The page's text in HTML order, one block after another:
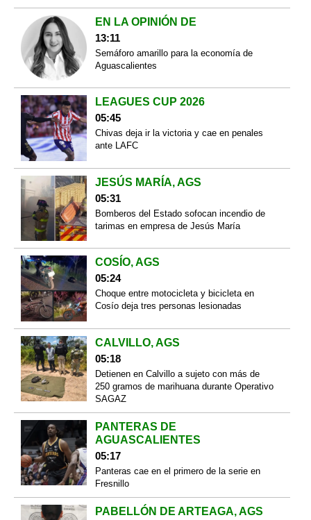
EN LA OPINIÓN DE
13:11
Semáforo amarillo para la economía de
Aguascalientes
LEAGUES CUP 2026
05:45
Chivas deja ir la victoria y cae en penales
ante LAFC
JESÚS MARÍA, AGS
05:31
Bomberos del Estado sofocan incendio de
tarimas en empresa de Jesús María
COSÍO, AGS
05:24
Choque entre motocicleta y bicicleta en
Cosío deja tres personas lesionadas
CALVILLO, AGS
05:18
Detienen en Calvillo a sujeto con más de
250 gramos de marihuana durante Operativo
SAGAZ
PANTERAS DE
AGUASCALIENTES
05:17
Panteras cae en el primero de la serie en
Fresnillo
PABELLÓN DE ARTEAGA, AGS